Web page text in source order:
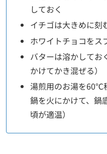
しておく
イチゴは大きめに刻
ホワイトチョコをス
バターは溶かしてお
かけてかき混ぜる）
湯煎用のお湯を60℃
鍋を火にかけて、鍋
頃が適温）